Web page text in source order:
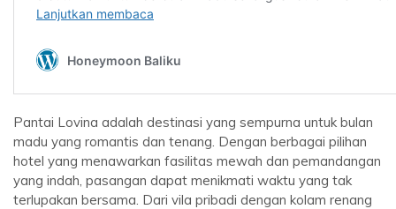
Pantai Lovina adalah destinasi yang sempurna untuk bulan
madu yang romantis dan tenang. Dengan berbagai pilihan
hotel yang menawarkan fasilitas mewah dan pemandangan
yang indah, pasangan dapat menikmati waktu yang tak
terlupakan bersama. Dari vila pribadi dengan kolam renang